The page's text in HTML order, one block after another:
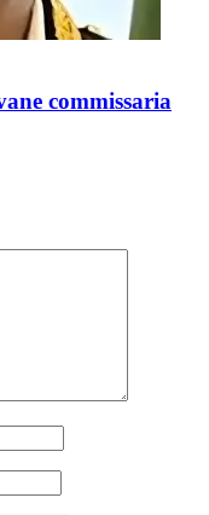
commissaria